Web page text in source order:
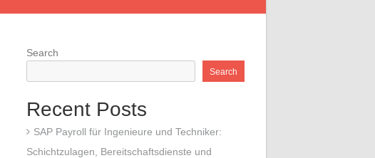
Search
Search
Recent Posts
SAP Payroll für Ingenieure und Techniker:
Schichtzulagen, Bereitschaftsdienste und